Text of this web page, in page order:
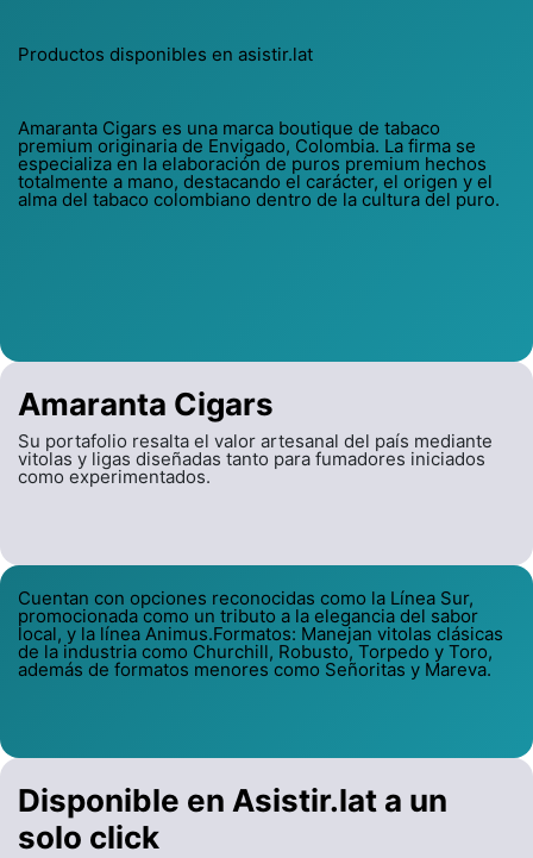
Amaranta Cigars
Su portafolio resalta el valor artesanal del país mediante
vitolas y ligas diseñadas tanto para fumadores iniciados
como experimentados.
Productos disponibles en asistir.lat
Amaranta Cigars es una marca boutique de tabaco
premium originaria de Envigado, Colombia. La firma se
especializa en la elaboración de puros premium hechos
totalmente a mano, destacando el carácter, el origen y el
alma del tabaco colombiano dentro de la cultura del puro.
Cuentan con opciones reconocidas como la Línea Sur,
promocionada como un tributo a la elegancia del sabor
local, y la línea Animus.Formatos: Manejan vitolas clásicas
de la industria como Churchill, Robusto, Torpedo y Toro,
además de formatos menores como Señoritas y Mareva.
Disponible en Asistir.lat a un
solo click